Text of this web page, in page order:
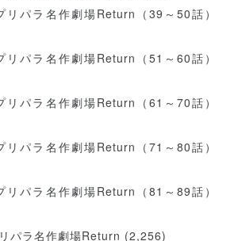
リパラ名作劇場Return（39～50話）
リパラ名作劇場Return（51～60話）
リパラ名作劇場Return（61～70話）
リパラ名作劇場Return（71～80話）
リパラ名作劇場Return（81～89話）
パラ名作劇場Return (2,256)